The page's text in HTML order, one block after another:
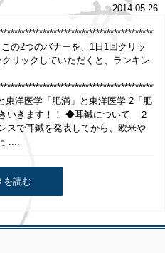
2014.05.26
ーを、1日1回クリッ
リックしていただくと、ランキン
東洋医学「肥満」と東洋医学 2「肥
いきます！！ ◆耳鍼について ２
スで耳鍼を発表してから、欧米や
....
を読む